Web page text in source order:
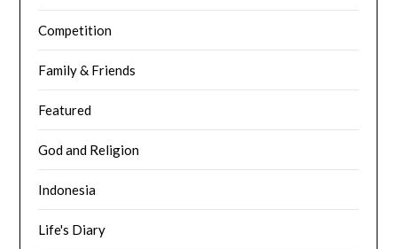
Competition
Family & Friends
Featured
God and Religion
Indonesia
Life's Diary